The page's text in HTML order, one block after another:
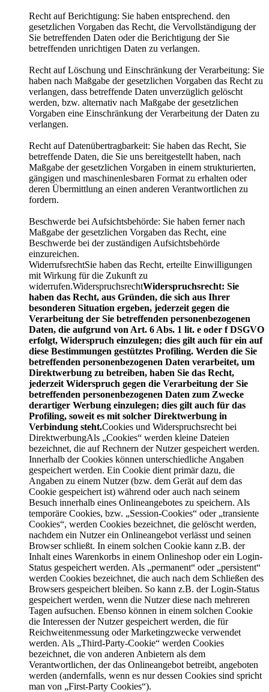
Recht auf Berichtigung: Sie haben entsprechend. den
gesetzlichen Vorgaben das Recht, die Vervollständigung der
Sie betreffenden Daten oder die Berichtigung der Sie
betreffenden unrichtigen Daten zu verlangen.
Recht auf Löschung und Einschränkung der Verarbeitung: Sie
haben nach Maßgabe der gesetzlichen Vorgaben das Recht zu
verlangen, dass betreffende Daten unverzüglich gelöscht
werden, bzw. alternativ nach Maßgabe der gesetzlichen
Vorgaben eine Einschränkung der Verarbeitung der Daten zu
verlangen.
Recht auf Datenübertragbarkeit: Sie haben das Recht, Sie
betreffende Daten, die Sie uns bereitgestellt haben, nach
Maßgabe der gesetzlichen Vorgaben in einem strukturierten,
gängigen und maschinenlesbaren Format zu erhalten oder
deren Übermittlung an einen anderen Verantwortlichen zu
fordern.
Beschwerde bei Aufsichtsbehörde: Sie haben ferner nach
Maßgabe der gesetzlichen Vorgaben das Recht, eine
Beschwerde bei der zuständigen Aufsichtsbehörde
einzureichen.
WiderrufsrechtSie haben das Recht, erteilte Einwilligungen
mit Wirkung für die Zukunft zu
widerrufen.WiderspruchsrechtWiderspruchsrecht: Sie
haben das Recht, aus Gründen, die sich aus Ihrer
besonderen Situation ergeben, jederzeit gegen die
Verarbeitung der Sie betreffenden personenbezogenen
Daten, die aufgrund von Art. 6 Abs. 1 lit. e oder f DSGVO
erfolgt, Widerspruch einzulegen; dies gilt auch für ein auf
diese Bestimmungen gestütztes Profiling. Werden die Sie
betreffenden personenbezogenen Daten verarbeitet, um
Direktwerbung zu betreiben, haben Sie das Recht,
jederzeit Widerspruch gegen die Verarbeitung der Sie
betreffenden personenbezogenen Daten zum Zwecke
derartiger Werbung einzulegen; dies gilt auch für das
Profiling, soweit es mit solcher Direktwerbung in
Verbindung steht.Cookies und Widerspruchsrecht bei
DirektwerbungAls „Cookies“ werden kleine Dateien
bezeichnet, die auf Rechnern der Nutzer gespeichert werden.
Innerhalb der Cookies können unterschiedliche Angaben
gespeichert werden. Ein Cookie dient primär dazu, die
Angaben zu einem Nutzer (bzw. dem Gerät auf dem das
Cookie gespeichert ist) während oder auch nach seinem
Besuch innerhalb eines Onlineangebotes zu speichern. Als
temporäre Cookies, bzw. „Session-Cookies“ oder „transiente
Cookies“, werden Cookies bezeichnet, die gelöscht werden,
nachdem ein Nutzer ein Onlineangebot verlässt und seinen
Browser schließt. In einem solchen Cookie kann z.B. der
Inhalt eines Warenkorbs in einem Onlineshop oder ein Login-
Status gespeichert werden. Als „permanent“ oder „persistent“
werden Cookies bezeichnet, die auch nach dem Schließen des
Browsers gespeichert bleiben. So kann z.B. der Login-Status
gespeichert werden, wenn die Nutzer diese nach mehreren
Tagen aufsuchen. Ebenso können in einem solchen Cookie
die Interessen der Nutzer gespeichert werden, die für
Reichweitenmessung oder Marketingzwecke verwendet
werden. Als „Third-Party-Cookie“ werden Cookies
bezeichnet, die von anderen Anbietern als dem
Verantwortlichen, der das Onlineangebot betreibt, angeboten
werden (andernfalls, wenn es nur dessen Cookies sind spricht
man von „First-Party Cookies“).